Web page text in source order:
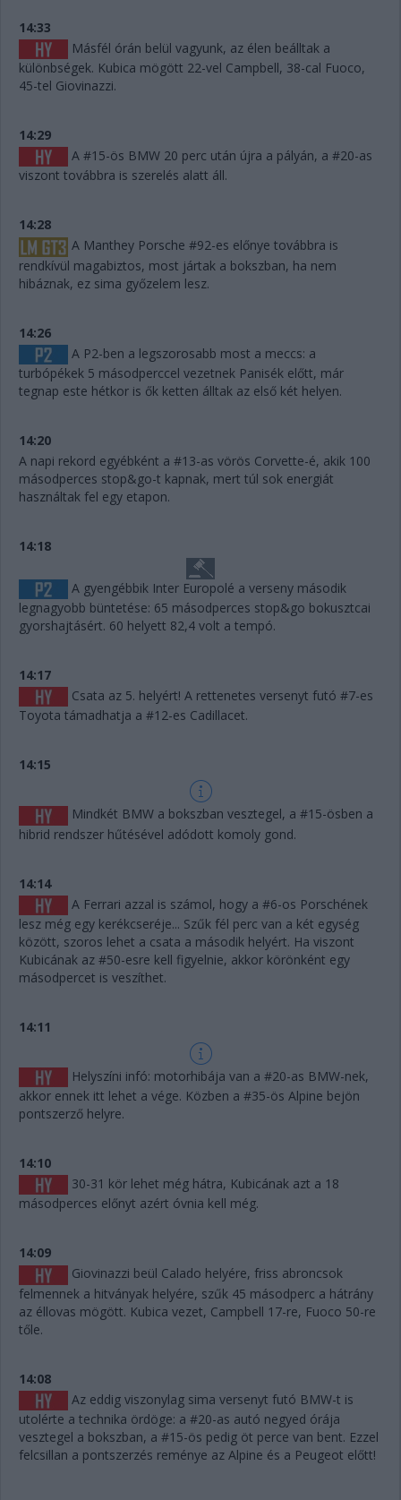
14:33
Másfél órán belül vagyunk, az élen beálltak a
különbségek. Kubica mögött 22-vel Campbell, 38-cal Fuoco,
45-tel Giovinazzi.
14:29
A #15-ös BMW 20 perc után újra a pályán, a #20-as
viszont továbbra is szerelés alatt áll.
14:28
A Manthey Porsche #92-es előnye továbbra is
rendkívül magabiztos, most jártak a bokszban, ha nem
hibáznak, ez sima győzelem lesz.
14:26
A P2-ben a legszorosabb most a meccs: a
turbópékek 5 másodperccel vezetnek Panisék előtt, már
tegnap este hétkor is ők ketten álltak az első két helyen.
14:20
A napi rekord egyébként a #13-as vörös Corvette-é, akik 100
másodperces stop&go-t kapnak, mert túl sok energiát
használtak fel egy etapon.
14:18
A gyengébbik Inter Europolé a verseny második
legnagyobb büntetése: 65 másodperces stop&go bokusztcai
gyorshajtásért. 60 helyett 82,4 volt a tempó.
14:17
Csata az 5. helyért! A rettenetes versenyt futó #7-es
Toyota támadhatja a #12-es Cadillacet.
14:15
Mindkét BMW a bokszban vesztegel, a #15-ösben a
hibrid rendszer hűtésével adódott komoly gond.
14:14
A Ferrari azzal is számol, hogy a #6-os Porschének
lesz még egy kerékcseréje... Szűk fél perc van a két egység
között, szoros lehet a csata a második helyért. Ha viszont
Kubicának az #50-esre kell figyelnie, akkor körönként egy
másodpercet is veszíthet.
14:11
Helyszíni infó: motorhibája van a #20-as BMW-nek,
akkor ennek itt lehet a vége. Közben a #35-ös Alpine bejön
pontszerző helyre.
14:10
30-31 kör lehet még hátra, Kubicának azt a 18
másodperces előnyt azért óvnia kell még.
14:09
Giovinazzi beül Calado helyére, friss abroncsok
felmennek a hitványak helyére, szűk 45 másodperc a hátrány
az éllovas mögött. Kubica vezet, Campbell 17-re, Fuoco 50-re
tőle.
14:08
Az eddig viszonylag sima versenyt futó BMW-t is
utolérte a technika ördöge: a #20-as autó negyed órája
vesztegel a bokszban, a #15-ös pedig öt perce van bent. Ezzel
felcsillan a pontszerzés reménye az Alpine és a Peugeot előtt!